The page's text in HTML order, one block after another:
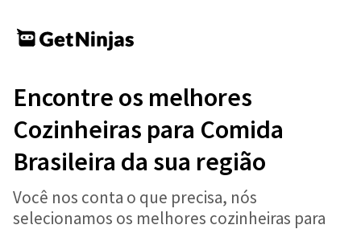
Encontre os melhores
Cozinheiras para Comida
Brasileira da sua região
Você nos conta o que precisa, nós
selecionamos os melhores cozinheiras para